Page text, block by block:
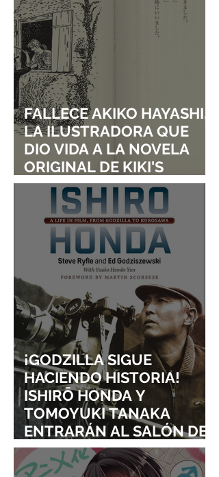
FALLECE AKIKO HAYASHI,
LA ILUSTRADORA QUE
DIO VIDA A LA NOVELA
ORIGINAL DE KIKI'S
DELIVERY SERVICE
¡GODZILLA SIGUE
HACIENDO HISTORIA!
ISHIRŌ HONDA Y
TOMOYUKI TANAKA
ENTRARÁN AL SALÓN DE
LA FAMA DE LOS EFECTOS
VISUALES